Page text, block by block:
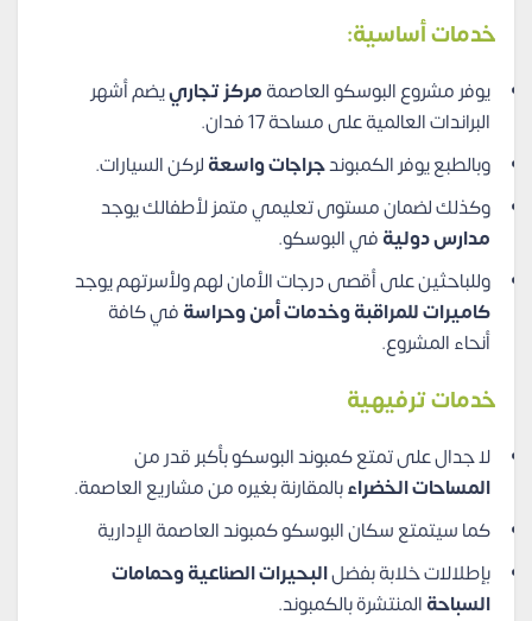
خدمات أساسية:
يوفر مشروع البوسكو العاصمةمركز تجارييضم أشهر
البراندات العالمية على مساحة 17 فدان.
وبالطبع يوفر الكمبوندجراجات واسعةلركن السيارات.
وكذلك لضمان مستوى تعليمي متمز لأطفالك يوجد
مدارس دوليةفي البوسكو.
وللباحثين على أقصى درجات الأمان لهم ولأسرتهم يوجد
كاميرات للمراقبة وخدمات أمن وحراسةفي كافة
أنحاء المشروع.
خدمات ترفيهية
لا جدال على تمتع كمبوند البوسكو بأكبر قدر من
المساحات الخضراءبالمقارنة بغيره من مشاريع العاصمة.
كما سيتمتع سكان البوسكو كمبوند العاصمة الإدارية
بإطلالات خلابة بفضلالبحيرات الصناعية وحمامات
السباحةالمنتشرة بالكمبوند.